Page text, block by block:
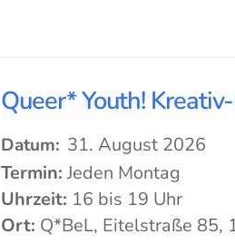
Queer* Youth!
Datum: 31. August 2026
Termin: Jeden Montag
Uhrzeit: 16 bis 19 Uhr
Ort: Q*BeL, Eitelstraße 85,